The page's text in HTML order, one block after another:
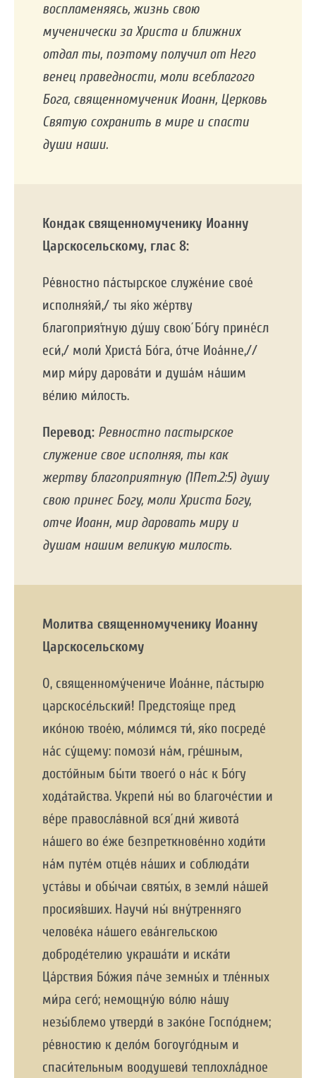
воспламеняясь, жизнь свою
мученически за Христа и ближних
отдал ты, поэтому получил от Него
венец праведности, моли всеблагого
Бога, священномученик Иоанн, Церковь
Святую сохранить в мире и спасти
души наши.
Кондак священномученику Иоанну
Царскосельскому, глас 8:
Ре́вностно па́стырское служе́ние свое́
исполня́яй,/ ты я́ко же́ртву
благоприя́тную ду́шу свою́ Бо́гу прине́сл
еси́,/ моли́ Христа́ Бо́га, о́тче Иоа́нне,//
мир ми́ру дарова́ти и душа́м на́шим
ве́лию ми́лость.
Перевод: Ревностно пастырское
служение свое исполняя, ты как
жертву благоприятную (1Пет.2:5) душу
свою принес Богу, моли Христа Богу,
отче Иоанн, мир даровать миру и
душам нашим великую милость.
Молитва священномученику Иоанну
Царскосельскому
О, священному́чениче Иоа́нне, па́стырю
царскосе́льский! Предстоя́ще пред
ико́ною твое́ю, мо́лимся ти́, я́ко посреде́
на́с су́щему: помози́ на́м, гре́шным,
досто́йным бы́ти твоего́ о на́с к Бо́гу
хода́тайства. Укрепи́ ны́ во благоче́стии и
ве́ре правосла́вной вся́ дни́ живота́
на́шего во е́же безпреткнове́нно ходи́ти
на́м путе́м отце́в на́ших и соблюда́ти
уста́вы и обы́чаи святы́х, в земли́ на́шей
просия́вших. Научи́ ны́ вну́тренняго
челове́ка на́шего ева́нгельскою
доброде́телию украша́ти и иска́ти
Ца́рствия Бо́жия па́че земны́х и тле́нных
ми́ра сего́; немощну́ю во́лю на́шу
незы́блемо утверди́ в зако́не Госпо́днем;
ре́вностию к дело́м богоуго́дным и
спаси́тельным воодушеви́ теплохла́дное